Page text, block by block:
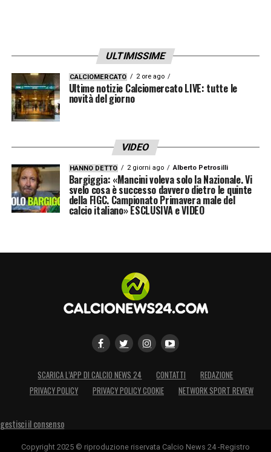
ULTIMISSIME
CALCIOMERCATO 2 ore ago
Ultime notizie Calciomercato LIVE: tutte le
novità del giorno
VIDEO
HANNO DETTO 2 giorni ago Alberto Petrosilli
Bargiggia: «Mancini voleva solo la Nazionale. Vi
svelo cosa è successo davvero dietro le quinte
della FIGC. Campionato Primavera male del
calcio italiano» ESCLUSIVA e VIDEO
SCARICA L’APP DI CALCIO NEWS 24 CONTATTI
REDAZIONE
PRIVACY POLICY
PRIVACY POLICY COOKIE NETWORK SPORT REVIEW
gestisci il consenso
Copyright 2025 © riproduzione riservata Calcio News 24 -Registro